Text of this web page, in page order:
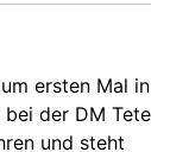
ersten Mal in
der DM Tete
und steht